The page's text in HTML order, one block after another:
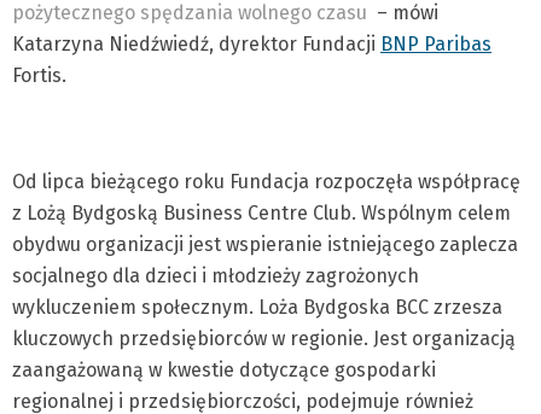
pożytecznego spędzania wolnego czasu – mówi
Katarzyna Niedźwiedź, dyrektor Fundacji BNP Paribas
Fortis.
Od lipca bieżącego roku Fundacja rozpoczęła współpracę
z Lożą Bydgoską Business Centre Club. Wspólnym celem
obydwu organizacji jest wspieranie istniejącego zaplecza
socjalnego dla dzieci i młodzieży zagrożonych
wykluczeniem społecznym. Loża Bydgoska BCC zrzesza
kluczowych przedsiębiorców w regionie. Jest organizacją
zaangażowaną w kwestie dotyczące gospodarki
regionalnej i przedsiębiorczości, podejmuje również